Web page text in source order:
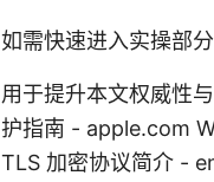
如需快速进入实操部
用于提升本文权威性
护指南 - apple.com
TLS 加密协议简介 -